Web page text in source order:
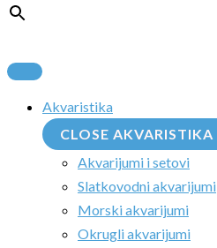
Akvaristika
CLOSE AKVARISTIKA
Akvarijumi i setovi
Slatkovodni akvarijumi
Morski akvarijumi
Okrugli akvarijumi